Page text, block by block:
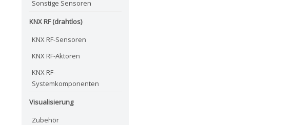
Sonstige Sensoren
KNX RF (drahtlos)
KNX RF-Sensoren
KNX RF-Aktoren
KNX RF-
Systemkomponenten
Visualisierung
Zubehör